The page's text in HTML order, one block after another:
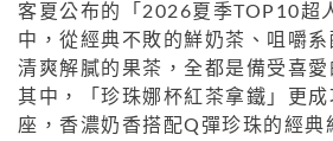
客夏公布的「2026夏季TOP10超
中，從經典不敗的鮮奶茶、咀嚼系
清爽解膩的果茶，全都是備受喜愛
其中，「珍珠娜杯紅茶拿鐵」更成
座，香濃奶香搭配Q彈珍珠的經典